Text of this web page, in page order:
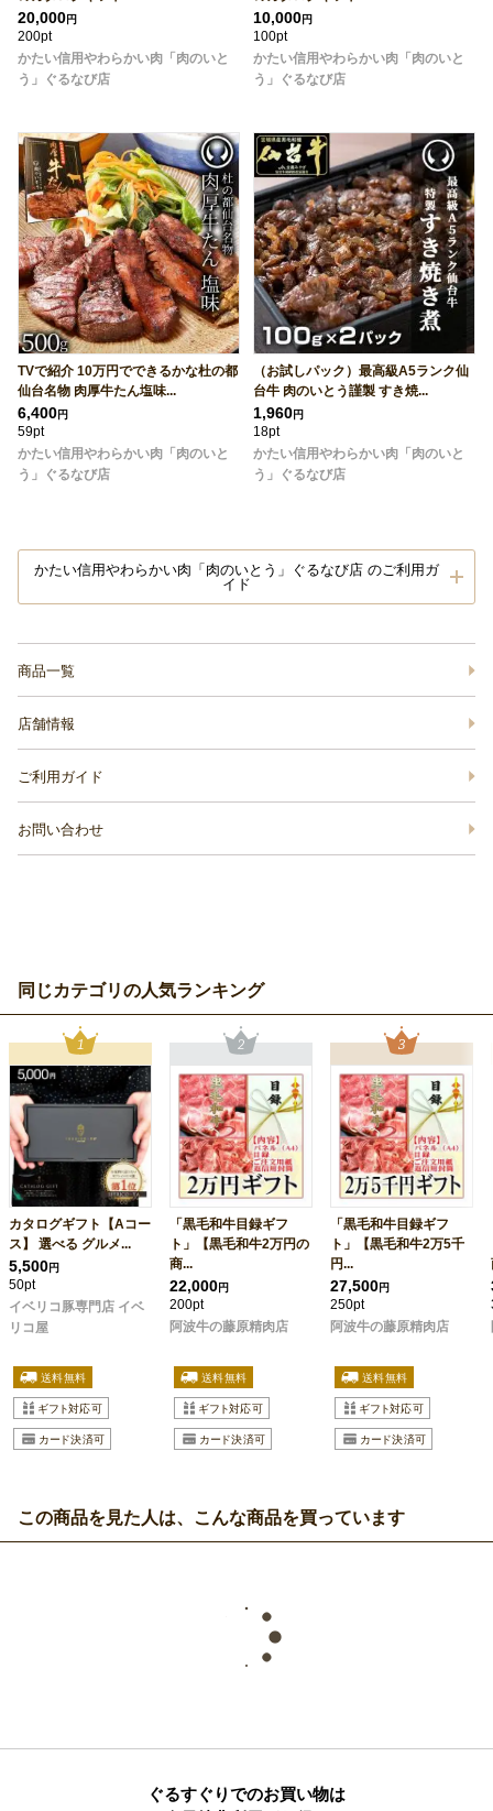
20,000円
200pt
かたい信用やわらかい肉「肉のいと
う」ぐるなび店
10,000円
100pt
かたい信用やわらかい肉「肉のいと
う」ぐるなび店
TVで紹介 10万円でできるかな杜の都
仙台名物 肉厚牛たん塩味...
6,400円
59pt
かたい信用やわらかい肉「肉のいと
う」ぐるなび店
（お試しパック）最高級A5ランク仙
台牛 肉のいとう謹製 すき焼...
1,960円
18pt
かたい信用やわらかい肉「肉のいと
う」ぐるなび店
かたい信用やわらかい肉「肉のいとう」ぐるなび店 のご利用ガ
イド
商品一覧
店舗情報
ご利用ガイド
お問い合わせ
同じカテゴリの人気ランキング
カタログギフト【Aコー
ス】 選べる グルメ...
5,500円
50pt
イベリコ豚専門店 イベ
リコ屋
「黒毛和牛目録ギフ
ト」【黒毛和牛2万円の
商...
22,000円
200pt
阿波牛の藤原精肉店
「黒毛和牛目録ギフ
ト」【黒毛和牛2万5千
円...
27,500円
250pt
阿波牛の藤原精肉店
この商品を見た人は、こんな商品を買っています
ぐるすぐりでのお買い物は